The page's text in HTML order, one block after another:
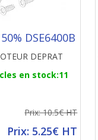
DSE6400B
DEPRAT
en stock:11
Prix: 10.5€ HT
Prix: 5.25€ HT